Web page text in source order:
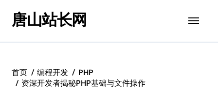
唐山站长网
首页 编程开发
PHP
资深开发者揭秘PHP基础与文件操作